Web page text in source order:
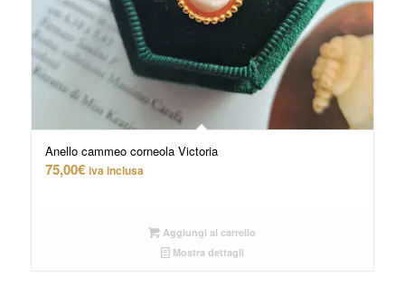
Anello cammeo corneola Victoria
75,00€ iva inclusa
Aggiungi al carrello
Mostra dettagli